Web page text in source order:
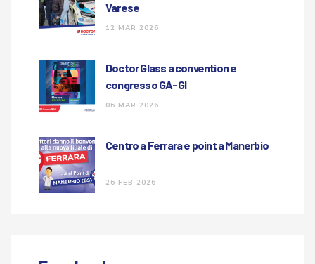
Varese
12 MAR 2026
Doctor Glass a convention e
congresso GA-GI
06 MAR 2026
Centro a Ferrara e point a Manerbio
26 FEB 2026